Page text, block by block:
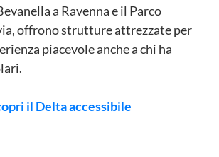
a Ravenna e il Parco
offrono strutture attrezzate per
piacevole anche a chi ha
il Delta accessibile